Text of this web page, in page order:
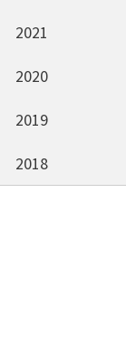
2021
2020
2019
2018